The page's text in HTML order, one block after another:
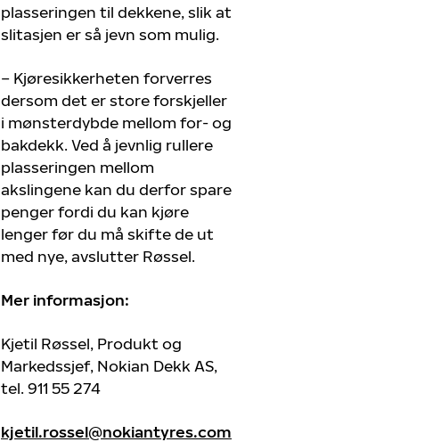
plasseringen til dekkene, slik at
slitasjen er så jevn som mulig.
– Kjøresikkerheten forverres
dersom det er store forskjeller
i mønsterdybde mellom for- og
bakdekk. Ved å jevnlig rullere
plasseringen mellom
akslingene kan du derfor spare
penger fordi du kan kjøre
lenger før du må skifte de ut
med nye, avslutter Røssel.
Mer informasjon:
Kjetil Røssel, Produkt og
Markedssjef, Nokian Dekk AS,
tel. 911 55 274
kjetil.rossel@nokiantyres.com